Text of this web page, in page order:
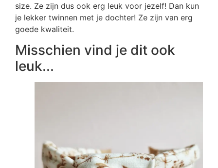
size. Ze zijn dus ook erg leuk voor jezelf! Dan kun
je lekker twinnen met je dochter! Ze zijn van erg
goede kwaliteit.
Misschien vind je dit ook
leuk...